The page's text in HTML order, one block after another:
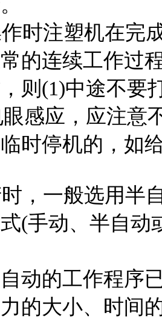
时注塑机在完
的连续工作过
则(1)中途不要
感应，应注意
时停机的，如
，一般选用半
(手动、半自动
动的工作程序
的大小、时间